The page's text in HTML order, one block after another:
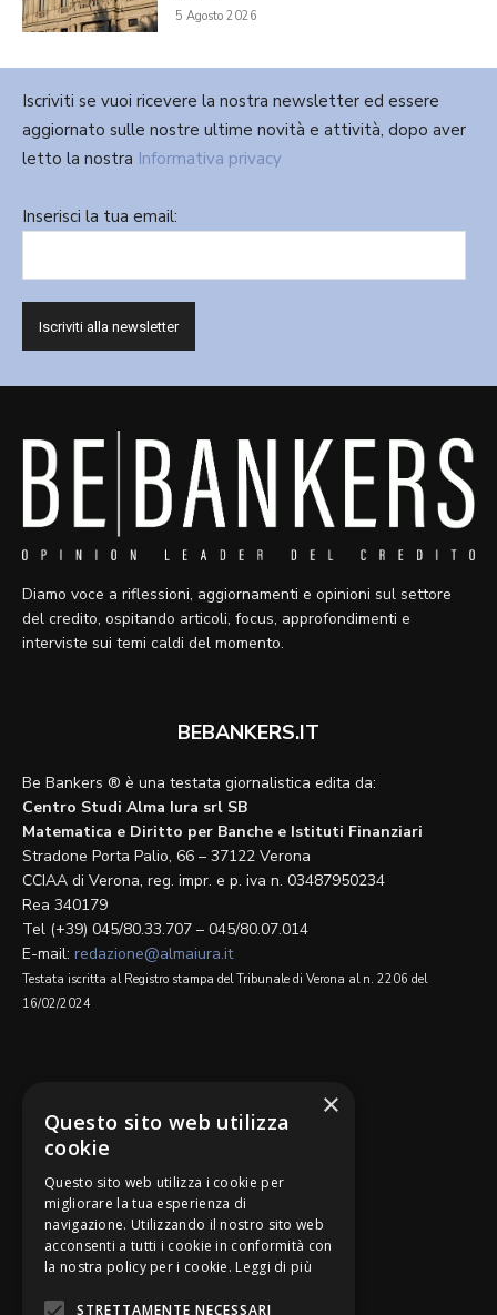
5 Agosto 2026
Iscriviti se vuoi ricevere la nostra newsletter ed essere
aggiornato sulle nostre ultime novità e attività, dopo aver
letto la nostra Informativa privacy
Inserisci la tua email:
Diamo voce a riflessioni, aggiornamenti e opinioni sul settore
del credito, ospitando articoli, focus, approfondimenti e
interviste sui temi caldi del momento.
BEBANKERS.IT
Be Bankers ® è una testata giornalistica edita da:
Centro Studi Alma Iura srl SB
Matematica e Diritto per Banche e Istituti Finanziari
Stradone Porta Palio, 66 – 37122 Verona
CCIAA di Verona, reg. impr. e p. iva n. 03487950234
Rea 340179
Tel (+39) 045/80.33.707 – 045/80.07.014
E-mail: redazione@almaiura.it
Testata iscritta al Registro stampa del Tribunale di Verona al n. 2206 del
16/02/2024
Be Bankers è ideato da
×
Questo sito web utilizza
cookie
Questo sito web utilizza i cookie per
migliorare la tua esperienza di
navigazione. Utilizzando il nostro sito web
acconsenti a tutti i cookie in conformità con
la nostra policy per i cookie. Leggi di più
STRETTAMENTE NECESSARI